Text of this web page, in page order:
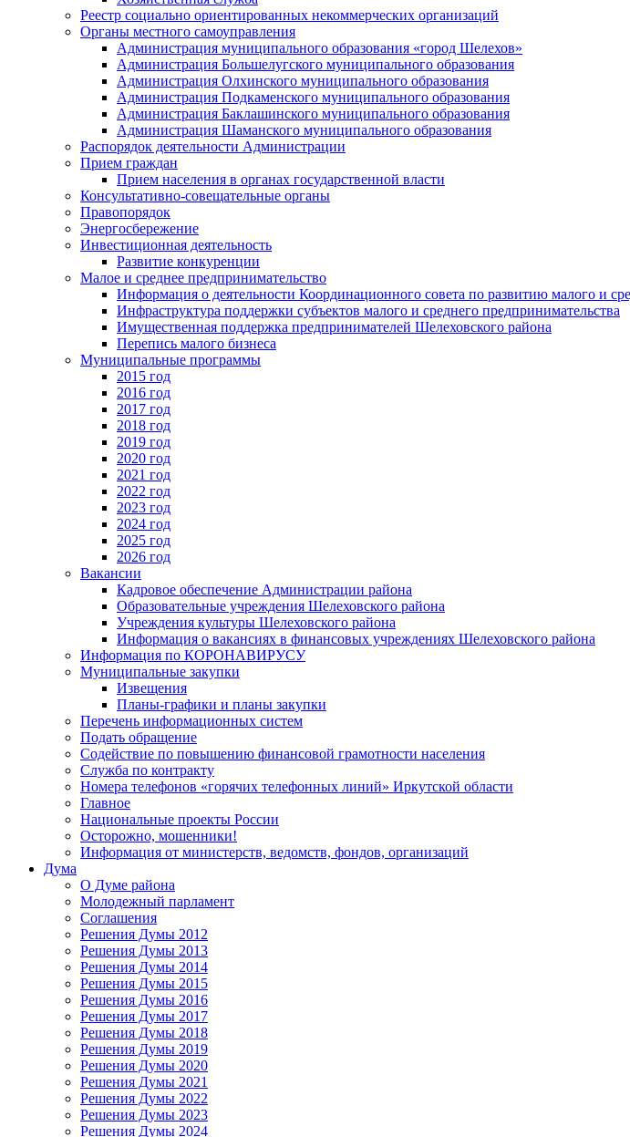
Реестр социально ориентированных некоммерческих организаций
Органы местного самоуправления
Администрация муниципального образования «город Шелехов»
Администрация Большелугского муниципального образования
Администрация Олхинского муниципального образования
Администрация Подкаменского муниципального образования
Администрация Баклашинского муниципального образования
Администрация Шаманского муниципального образования
Распорядок деятельности Администрации
Прием граждан
Прием населения в органах государственной власти
Консультативно-совещательные органы
Правопорядок
Энергосбережение
Инвестиционная деятельность
Развитие конкуренции
Малое и среднее предпринимательство
Информация о деятельности Координационного совета по развитию малого и
Инфраструктура поддержки субъектов малого и среднего предпринимательства
Имущественная поддержка предпринимателей Шелеховского района
Перепись малого бизнеса
Муниципальные программы
2015 год
2016 год
2017 год
2018 год
2019 год
2020 год
2021 год
2022 год
2023 год
2024 год
2025 год
2026 год
Вакансии
Кадровое обеспечение Администрации района
Образовательные учреждения Шелеховского района
Учреждения культуры Шелеховского района
Информация о вакансиях в финансовых учреждениях Шелеховского района
Информация по КОРОНАВИРУСУ
Муниципальные закупки
Извещения
Планы-графики и планы закупки
Перечень информационных систем
Подать обращение
Содействие по повышению финансовой грамотности населения
Служба по контракту
Номера телефонов «горячих телефонных линий» Иркутской области
Главное
Национальные проекты России
Осторожно, мошенники!
Информация от министерств, ведомств, фондов, организаций
Дума
О Думе района
Молодежный парламент
Соглашения
Решения Думы 2012
Решения Думы 2013
Решения Думы 2014
Решения Думы 2015
Решения Думы 2016
Решения Думы 2017
Решения Думы 2018
Решения Думы 2019
Решения Думы 2020
Решения Думы 2021
Решения Думы 2022
Решения Думы 2023
Решения Думы 2024